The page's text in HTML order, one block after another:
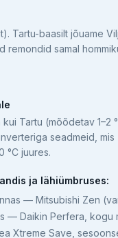
). Tartu-baasilt jõuame
remondid samal
Tartu (mõõdetav 1–2
seadmeid, mis
°C juures.
ja lähiümbruses:
— Mitsubishi Zen
— Daikin Perfera, kogu
Xtreme Save,